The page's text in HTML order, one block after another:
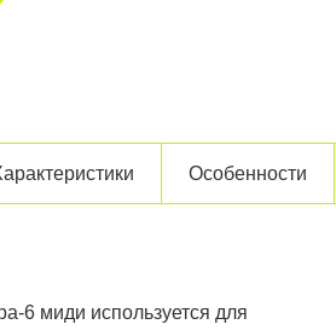
Особенности
6 миди используется для